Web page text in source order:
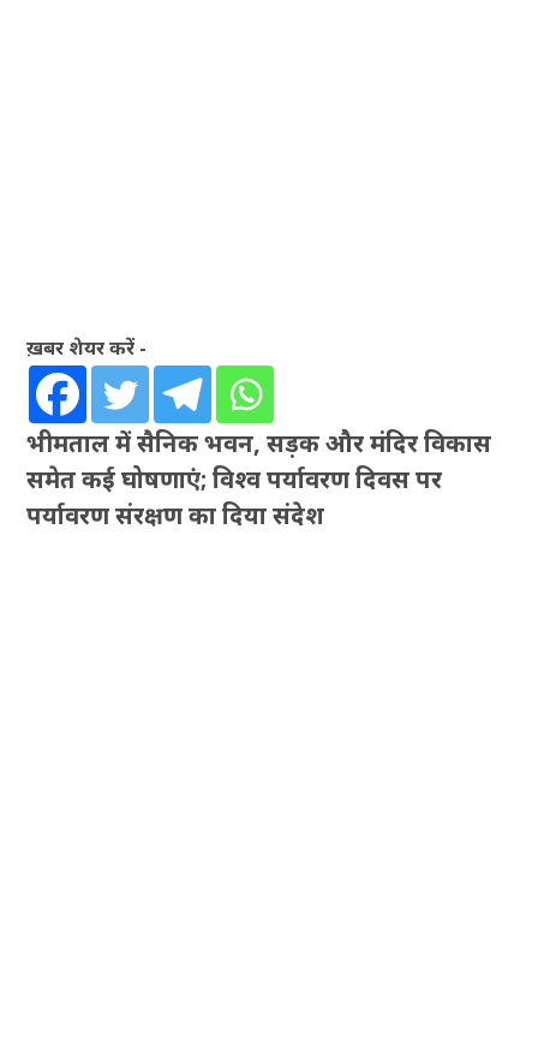
ख़बर शेयर करें -
भीमताल में सैनिक भवन, सड़क और मंदिर विकास
समेत कई घोषणाएं; विश्व पर्यावरण दिवस पर
पर्यावरण संरक्षण का दिया संदेश